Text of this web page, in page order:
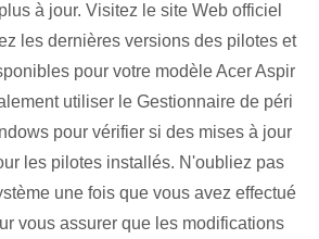
à jour. Visitez le site Web officiel
les dernières versions des pilotes et
pour votre modèle Acer Aspir
utiliser le Gestionnaire de péri
pour vérifier si des mises à jour
les pilotes installés. N'oubliez pas
une fois que vous avez effectué
vous assurer que les modifications